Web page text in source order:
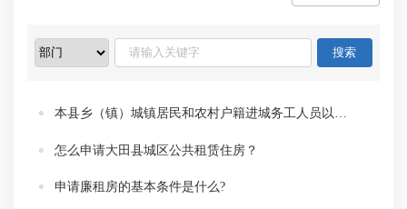
怎么申请大田县城区公共租赁住房？
申请廉租房的基本条件是什么?